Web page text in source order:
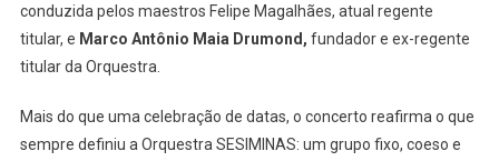
conduzida pelos maestros Felipe Magalhães, atual regente
titular, e Marco Antônio Maia Drumond, fundador e ex-regente
titular da Orquestra.
Mais do que uma celebração de datas, o concerto reafirma o que
sempre definiu a Orquestra SESIMINAS: um grupo fixo, coeso e